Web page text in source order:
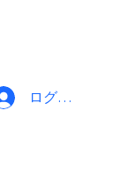
ログイン